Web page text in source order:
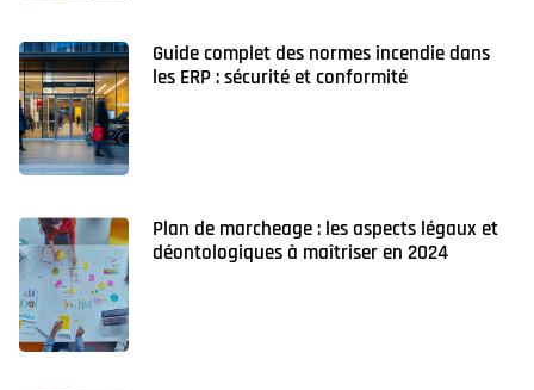
Guide complet des normes incendie dans
les ERP : sécurité et conformité
Plan de marcheage : les aspects légaux et
déontologiques à maîtriser en 2024